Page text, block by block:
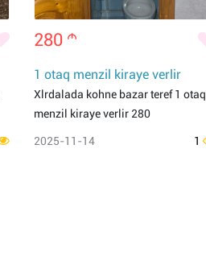
280 m
1 otaq menzil kiraye verlir
Xlrdalada kohne bazar teref 1 otaq
menzil kiraye verlir 280
2025-11-14 1